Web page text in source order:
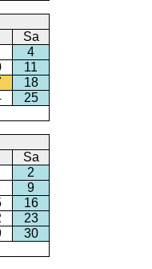
Sa
4
11
18
25
Sa
2
9
16
23
30